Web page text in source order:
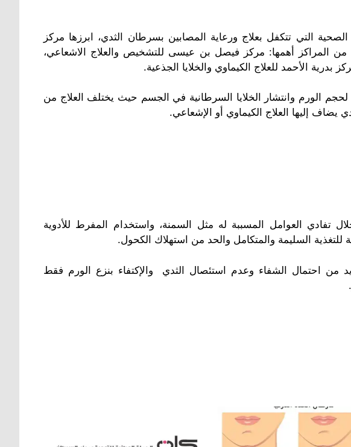
التي تتكفل بعلاج ورعاية المصابين بسرطان الثدي، ابرزها مركز
من المراكز أهمها: مركز فيصل بن عيسى للتشخيص والعلاج الاشعاعي،
الأحمد للعلاج الكيماوي والخلايا الجذعية.
الورم وانتشار الخلايا السرطانية في الجسم حيث يختلف العلاج من
إليها العلاج الكيماوي أو الإشعاعي.
تفادي العوامل المسببة له مثل السمنة، واستخدام المفرط للأدوية
للتغذية السليمة والمتكامل والحد من استهلاك الكحول.
احتمال الشفاء وعدم استئصال الثدي والإكتفاء بنزع الورم فقط